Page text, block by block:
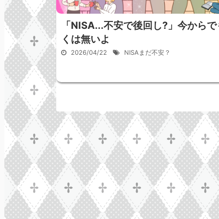
「NISA...不安で後回し?」今から
くは無いよ
2026/04/22 NISAまだ不安？